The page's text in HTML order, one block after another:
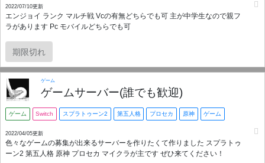
URLは↓になります。 https://discord.gg/amongus-isekai
2022/07/10更新
エンジョイ ランク マルチ戦 Vcの有無どちらでも可 主が中学生なので親フ
ラがあります Pc モバイルどちらでも可
期限切れ
ゲーム
ゲームサーバー(誰でも歓迎)
ゲーム Switch スプラトゥーン2 第五人格 プロセカ 原神 ゲーム
2022/04/05更新
色々なゲームの募集が出来るサーバーを作りたくて作りました スプラトゥ
ーン2 第五人格 原神 プロセカ マイクラが主です ぜひ来てください！